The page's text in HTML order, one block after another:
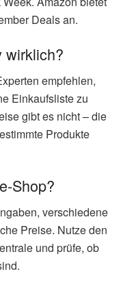
Deals an.
wirklich?
empfehlen,
Einkaufsliste zu
gibt es nicht – die
Produkte
Shop?
verschiedene
Preise. Nutze den
und prüfe, ob